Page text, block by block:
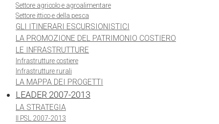
Settore agricolo e agroalimentare
Settore ittico e della pesca
GLI ITINERARI ESCURSIONISTICI
LA PROMOZIONE DEL PATRIMONIO COSTIERO
LE INFRASTRUTTURE
Infrastrutture costiere
Infrastrutture rurali
LA MAPPA DEI PROGETTI
LEADER 2007-2013
LA STRATEGIA
Il PSL 2007-2013